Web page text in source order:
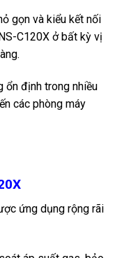
gọn và kiểu kết nối
C120X ở bất kỳ vị
định trong nhiều
các phòng máy
ứng dụng rộng rãi